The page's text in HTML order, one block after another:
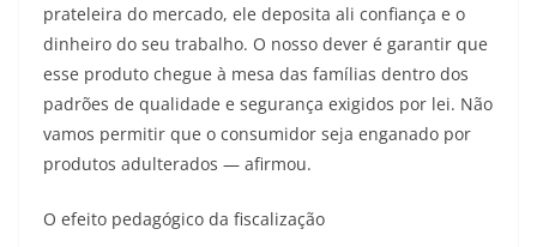
prateleira do mercado, ele deposita ali confiança e o
dinheiro do seu trabalho. O nosso dever é garantir que
esse produto chegue à mesa das famílias dentro dos
padrões de qualidade e segurança exigidos por lei. Não
vamos permitir que o consumidor seja enganado por
produtos adulterados — afirmou.
O efeito pedagógico da fiscalização